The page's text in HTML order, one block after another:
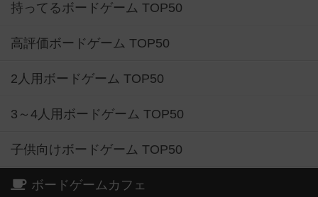
持ってるボードゲーム TOP50
高評価ボードゲーム TOP50
2人用ボードゲーム TOP50
3～4人用ボードゲーム TOP50
子供向けボードゲーム TOP50
ボードゲームカフェ